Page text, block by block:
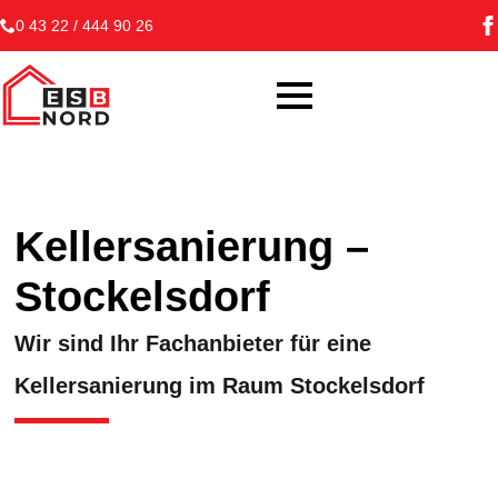
0 43 22 / 444 90 26
Kellersanierung –
Stockelsdorf
Wir sind Ihr Fachanbieter für eine
Kellersanierung im Raum Stockelsdorf